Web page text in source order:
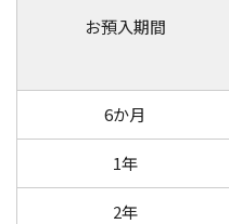
お預入期間
6か月
1年
2年